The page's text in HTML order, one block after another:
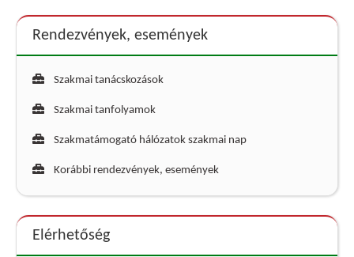
Rendezvények, események
Szakmai tanácskozások
Szakmai tanfolyamok
Szakmatámogató hálózatok szakmai nap
Korábbi rendezvények, események
Elérhetőség